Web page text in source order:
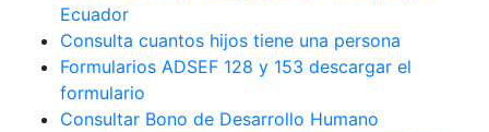
Ecuador
Consulta cuantos hijos tiene una persona
Formularios ADSEF 128 y 153 descargar el
formulario
Consultar Bono de Desarrollo Humano